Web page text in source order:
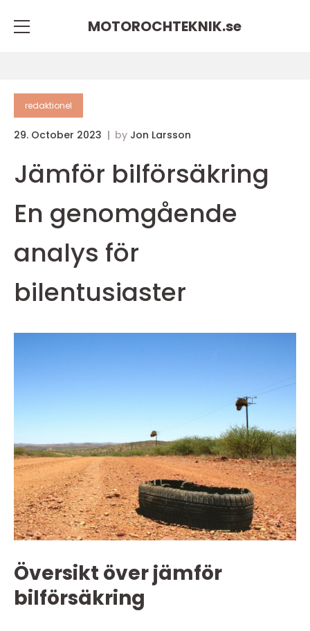
MOTOROCHTEKNIK.se
redaktionel
29. October 2023 by Jon Larsson
Jämför bilförsäkring
En genomgående
analys för
bilentusiaster
Översikt över jämför
bilförsäkring